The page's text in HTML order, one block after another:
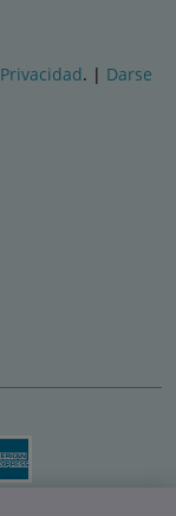
. | Darse